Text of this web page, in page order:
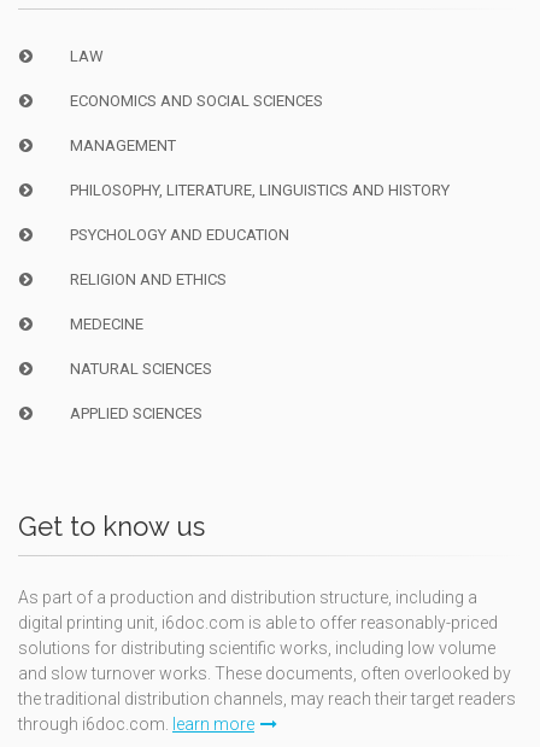
LAW
ECONOMICS AND SOCIAL SCIENCES
MANAGEMENT
PHILOSOPHY, LITERATURE, LINGUISTICS AND HISTORY
PSYCHOLOGY AND EDUCATION
RELIGION AND ETHICS
MEDECINE
NATURAL SCIENCES
APPLIED SCIENCES
Get to know us
As part of a production and distribution structure, including a
digital printing unit, i6doc.com is able to offer reasonably-priced
solutions for distributing scientific works, including low volume
and slow turnover works. These documents, often overlooked by
the traditional distribution channels, may reach their target readers
through i6doc.com. learn more